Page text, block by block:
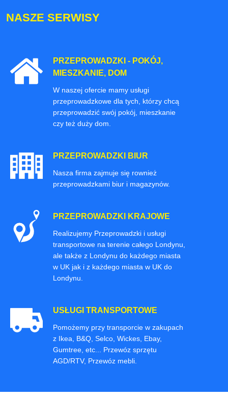
NASZE SERWISY
PRZEPROWADZKI - POKÓJ,
MIESZKANIE, DOM
W naszej ofercie mamy usługi
przeprowadzkowe dla tych, którzy chcą
przeprowadzić swój pokój, mieszkanie
czy też duży dom.
PRZEPROWADZKI BIUR
Nasza firma zajmuje się rownież
przeprowadzkami biur i magazynów.
PRZEPROWADZKI KRAJOWE
Realizujemy Przeprowadzki i usługi
transportowe na terenie całego Londynu,
ale także z Londynu do każdego miasta
w UK jak i z każdego miasta w UK do
Londynu.
USŁUGI TRANSPORTOWE
Pomożemy przy transporcie w zakupach
z Ikea, B&Q, Selco, Wickes, Ebay,
Gumtree, etc... Przewóz sprzętu
AGD/RTV, Przewóz mebli.